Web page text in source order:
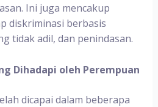
Ini juga mencakup
diskriminasi berbasis
tidak adil, dan penindasan.
Dihadapi oleh Perempuan
dicapai dalam beberapa